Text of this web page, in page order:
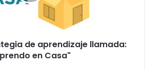
de aprendizaje llamada:
en Casa"